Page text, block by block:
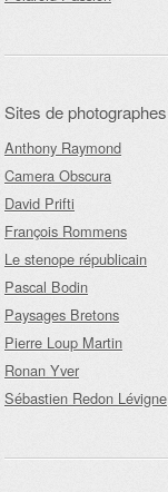
Sites de photographes
Anthony Raymond
Camera Obscura
David Prifti
François Rommens
Le stenope républicain
Pascal Bodin
Paysages Bretons
Pierre Loup Martin
Ronan Yver
Sébastien Redon Lévigne